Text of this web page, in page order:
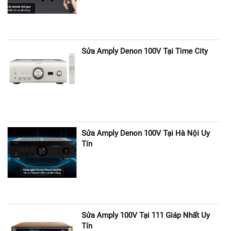
Sửa Amply Denon 100V Tại Time City
Sửa Amply Denon 100V Tại Hà Nội Uy
Tín
Sửa Amply 100V Tại 111 Giáp Nhất Uy
Tín